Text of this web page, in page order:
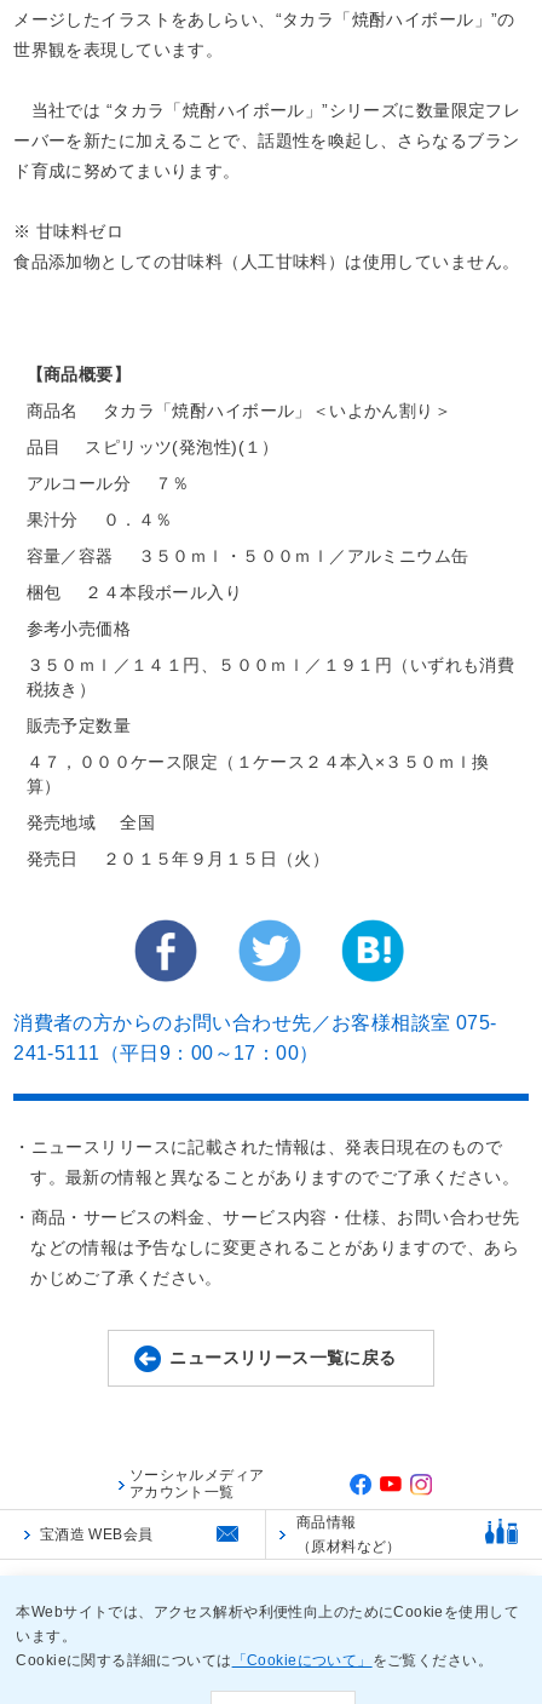
メージしたイラストをあしらい、“タカラ「焼酎ハイボール」”の
世界観を表現しています。
当社では “タカラ「焼酎ハイボール」”シリーズに数量限定フレ
ーバーを新たに加えることで、話題性を喚起し、さらなるブラン
ド育成に努めてまいります。
※ 甘味料ゼロ
食品添加物としての甘味料（人工甘味料）は使用していません。
【商品概要】
商品名
タカラ「焼酎ハイボール」＜いよかん割り＞
品目
スピリッツ(発泡性)(１）
アルコール分
７％
果汁分
０．４％
容量／容器
３５０ｍｌ・５００ｍｌ／アルミニウム缶
梱包
２４本段ボール入り
参考小売価格
３５０ｍｌ／１４１円、５００ｍｌ／１９１円（いずれも消費
税抜き）
販売予定数量
４７，０００ケース限定（１ケース２４本入×３５０ｍｌ換
算）
発売地域
全国
発売日
２０１５年９月１５日（火）
消費者の方からのお問い合わせ先／お客様相談室 075-
241-5111（平日9：00～17：00）
・ニュースリリースに記載された情報は、発表日現在のもので
す。最新の情報と異なることがありますのでご了承ください。
・商品・サービスの料金、サービス内容・仕様、お問い合わせ先
などの情報は予告なしに変更されることがありますので、あら
かじめご了承ください。
ニュースリリース一覧に戻る
ソーシャルメディア
アカウント一覧
宝酒造 WEB会員
商品情報
（原材料など）
本Webサイトでは、アクセス解析や利便性向上のためにCookieを使用して
います。
Cookieに関する詳細については
「Cookieについて」 をご覧ください。